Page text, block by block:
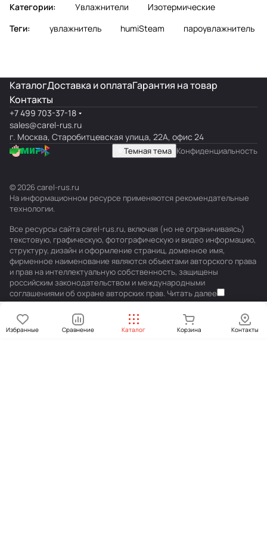
Избранные Сравнение Каталог Корзина Контакты
Категории: Увлажнители
Изотермические
Теги:
увлажнитель humiSteam пароувлажнитель
КаталогДоставка и оплатаГарантия на товар
Контакты
+7 499 703-37-18
sales@carel-rus.ru
г. Москва, Старобитцевская улица, 22А, офис 24
Темная тема Конфиденциальность
© 2026 carel-rus.ru
На информационном ресурсе применяются рекомендательные
технологии.
Все ресурсы сайта carel-rus.ru, включая (но не ограничиваясь)
текстовую, графическую, фотографическую и видео информацию,
структуру, дизайн и оформление страниц, доменное имя,
фирменное наименование являются объектами авторского права
и прав на интеллектуальную собственность, защищены
российским законодательством и международными
соглашениями об охране авторских прав. Читать далее